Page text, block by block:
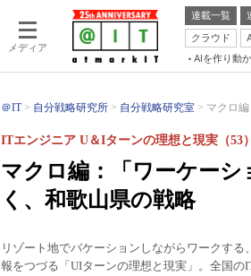
メディア
連載一覧
クラウド
AIを作り動
＠IT 自分戦略研究所 自分戦略研究室 マクロ
マクロ編：「ワーケー
く、和歌山県の戦略
ITエンジニア U＆Iターンの理想と現実（53）
リゾート地でバケーションしながらワークす
報をつづる「UIターンの理想と現実」。全国